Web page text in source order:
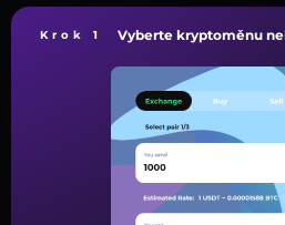
Krok 1 Vyberte kryptoměnu